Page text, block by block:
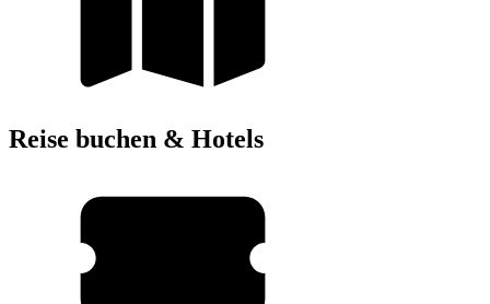
Reise buchen & Hotels